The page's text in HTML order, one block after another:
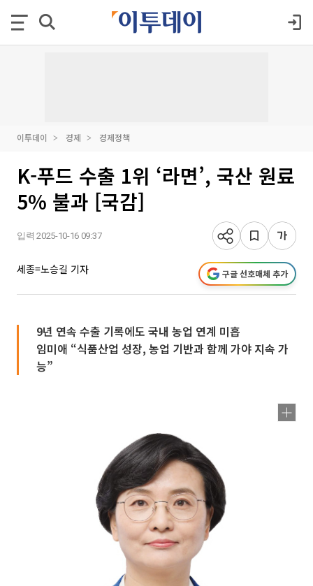
이투데이 경제 경제정책
K-푸드 수출 1위 ‘라면’, 국산 원료
5% 불과 [국감]
입력 2025-10-16 09:37
세종=노승길 기자 구글 선호매체 추가
9년 연속 수출 기록에도 국내 농업 연계 미흡
임미애 “식품산업 성장, 농업 기반과 함께 가야 지속 가
능”